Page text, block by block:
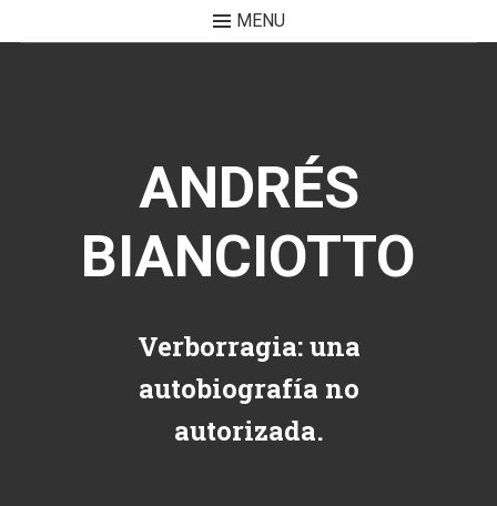
MENU
ANDRÉS
BIANCIOTTO
Verborragia: una
autobiografía no
autorizada.